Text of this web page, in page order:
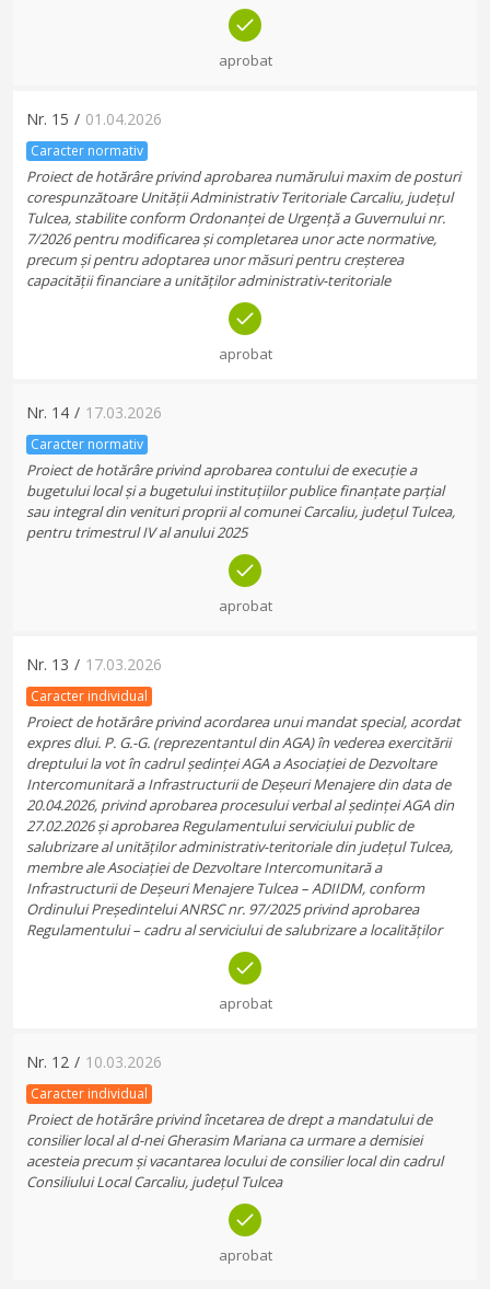
aprobat
Nr. 15 / 01.04.2026
Caracter normativ
Proiect de hotărâre privind aprobarea numărului maxim de posturi
corespunzătoare Unității Administrativ Teritoriale Carcaliu, județul
Tulcea, stabilite conform Ordonanței de Urgență a Guvernului nr.
7/2026 pentru modificarea și completarea unor acte normative,
precum și pentru adoptarea unor măsuri pentru creșterea
capacității financiare a unităților administrativ-teritoriale
aprobat
Nr. 14 / 17.03.2026
Caracter normativ
Proiect de hotărâre privind aprobarea contului de execuție a
bugetului local și a bugetului instituțiilor publice finanțate parțial
sau integral din venituri proprii al comunei Carcaliu, județul Tulcea,
pentru trimestrul IV al anului 2025
aprobat
Nr. 13 / 17.03.2026
Caracter individual
Proiect de hotărâre privind acordarea unui mandat special, acordat
expres dlui. P. G.-G. (reprezentantul din AGA) în vederea exercitării
dreptului la vot în cadrul ședinței AGA a Asociației de Dezvoltare
Intercomunitară a Infrastructurii de Deșeuri Menajere din data de
20.04.2026, privind aprobarea procesului verbal al ședinței AGA din
27.02.2026 și aprobarea Regulamentului serviciului public de
salubrizare al unităților administrativ-teritoriale din județul Tulcea,
membre ale Asociației de Dezvoltare Intercomunitară a
Infrastructurii de Deșeuri Menajere Tulcea – ADIIDM, conform
Ordinului Președintelui ANRSC nr. 97/2025 privind aprobarea
Regulamentului – cadru al serviciului de salubrizare a localităților
aprobat
Nr. 12 / 10.03.2026
Caracter individual
Proiect de hotărâre privind încetarea de drept a mandatului de
consilier local al d-nei Gherasim Mariana ca urmare a demisiei
acesteia precum și vacantarea locului de consilier local din cadrul
Consiliului Local Carcaliu, județul Tulcea
aprobat